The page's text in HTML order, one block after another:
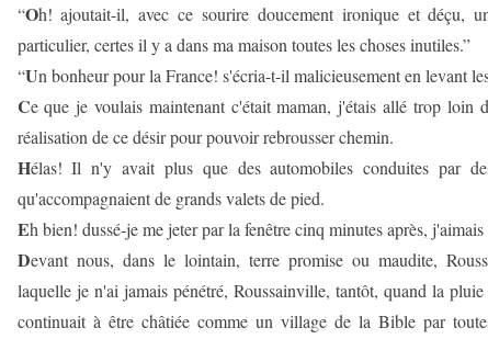
“Oh! ajoutait-il, avec ce sourire doucement ironique et déçu,
particulier, certes il y a dans ma maison toutes les choses inutiles.”
“Un bonheur pour la France! s'écria-t-il malicieusement en levant
Ce que je voulais maintenant c'était maman, j'étais allé trop loin
réalisation de ce désir pour pouvoir rebrousser chemin.
Hélas! Il n'y avait plus que des automobiles conduites par
qu'accompagnaient de grands valets de pied.
Eh bien! dussé-je me jeter par la fenêtre cinq minutes après,
Devant nous, dans le lointain, terre promise ou maudite,
laquelle je n'ai jamais pénétré, Roussainville, tantôt, quand la
continuait à être châtiée comme un village de la Bible par